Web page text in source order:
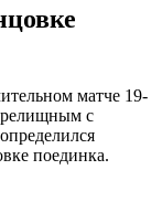
матче 19-
с
поединка.